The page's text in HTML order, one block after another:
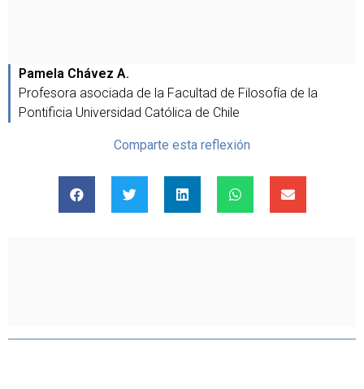
Pamela Chávez A.
Profesora asociada de la Facultad de Filosofía de la
Pontificia Universidad Católica de Chile
Comparte esta reflexión